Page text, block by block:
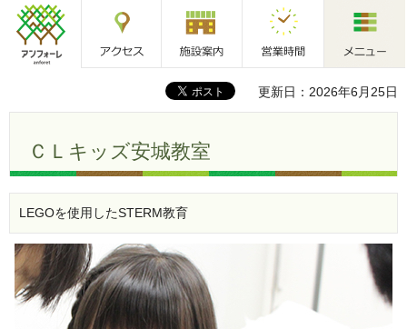
アンフォーレ 施設案内 営業時間
更新日：2026年6月25日
ＣＬキッズ安城教室
LEGOを使用したSTERM教育